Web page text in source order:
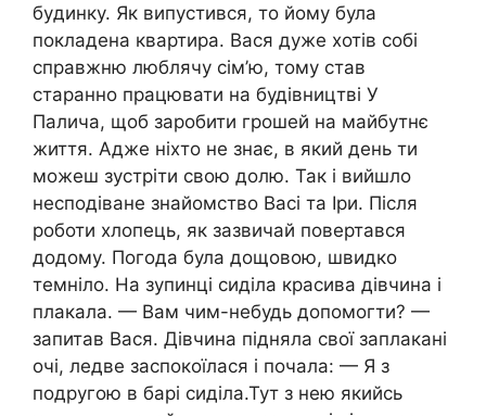
бyдинку. Як випустився, то йому була
покладена квартира. Вася дуже хотів собі
справжню люблячу сім’ю, тому став
старанно працювати на будівництві У
Палича, щоб заробити грошей на майбутнє
життя. Адже ніхто не знає, в який день ти
можеш зустріти свою долю. Так і вийшло
несподіване знайомство Васі та Іри. Після
роботи хлопець, як зазвичай повертався
додому. Погода була дощовою, швидко
темніло. На зупинці сиділа красива дівчина і
плакала. — Вам чим-небудь допомогти? —
запитав Вася. Дівчина підняла свої заплакані
очі, ледве заспокоїлася і почала: — Я з
подругою в барі сиділа.Тут з нею якийсь